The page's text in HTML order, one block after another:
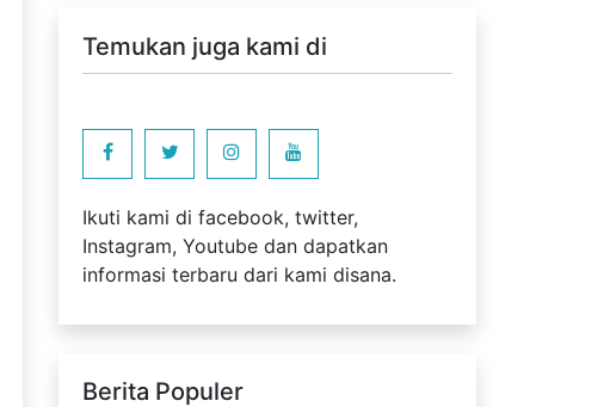
Temukan juga kami di
Ikuti kami di facebook, twitter,
Instagram, Youtube dan dapatkan
informasi terbaru dari kami disana.
Berita Populer